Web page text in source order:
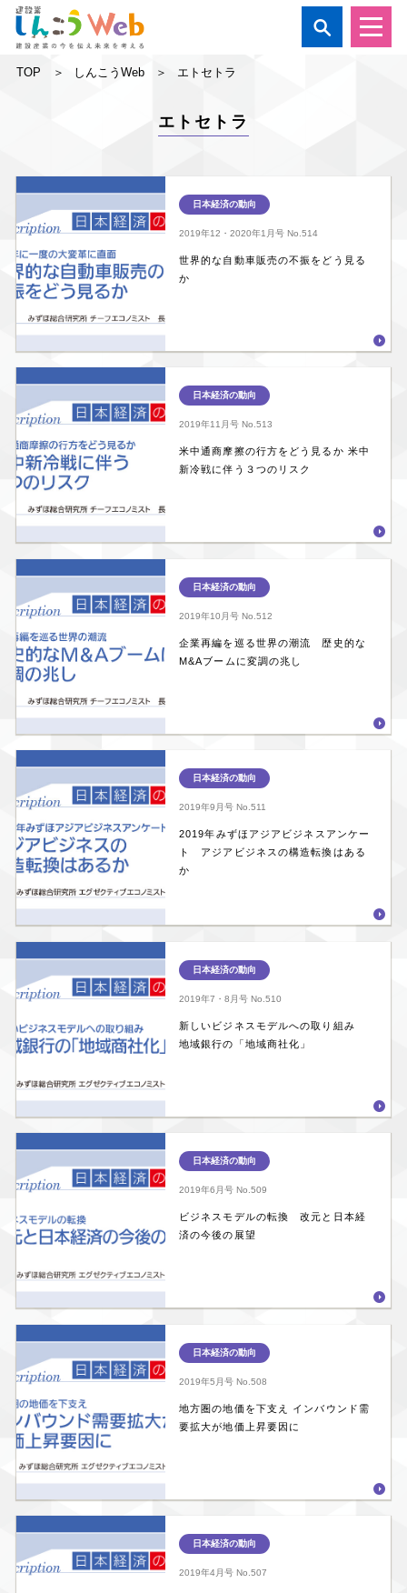

TOP しんこうWeb エトセトラ
エトセトラ
日本経済の動向
2019年12・2020年1月号No.514
世界的な自動車販売の不振をどう見る
か
日本経済の動向
2019年11月号No.513
米中通商摩擦の行方をどう見るか 米中
新冷戦に伴う３つのリスク
日本経済の動向
2019年10月号No.512
企業再編を巡る世界の潮流 歴史的な
M&Aブームに変調の兆し
日本経済の動向
2019年9月号No.511
2019年みずほアジアビジネスアンケー
ト アジアビジネスの構造転換はある
か
日本経済の動向
2019年7・8月号No.510
新しいビジネスモデルへの取り組み
地域銀行の「地域商社化」
日本経済の動向
2019年6月号No.509
ビジネスモデルの転換 改元と日本経
済の今後の展望
日本経済の動向
2019年5月号No.508
地方圏の地価を下支え インバウンド需
要拡大が地価上昇要因に
日本経済の動向
2019年4月号No.507